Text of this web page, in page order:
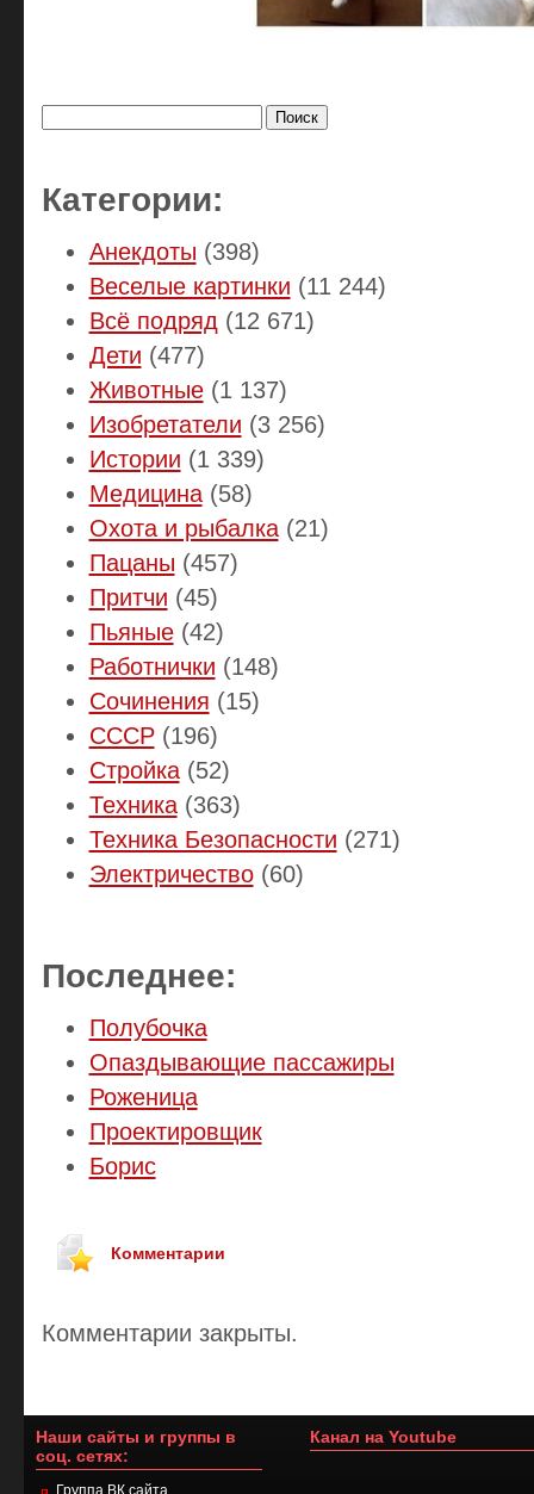
Категории:
Анекдоты (398)
Веселые картинки (11 244)
Всё подряд (12 671)
Дети (477)
Животные(1 137)
Изобретатели (3 256)
Истории (1 339)
Медицина(58)
Охота и рыбалка(21)
Пацаны (457)
Притчи (45)
Пьяные(42)
Работнички (148)
Сочинения (15)
СССР(196)
Стройка(52)
Техника(363)
Техника Безопасности (271)
Электричество(60)
Последнее:
Полубочка
Опаздывающие пассажиры
Роженица
Проектировщик
Борис
Комментарии
Комментарии закрыты.
Наши сайты и группы в
соц. сетях:
Группа ВК сайта
Канал на Youtube